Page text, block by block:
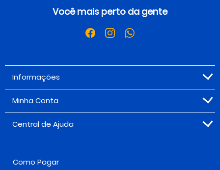
Você mais perto da gente
Informações
Minha Conta
Central de Ajuda
Como Pagar